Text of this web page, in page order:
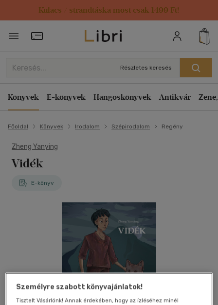
Kulacs / strandtáska most csak 1499 Ft!
Törzsvásárlói Kártya adatai
Részletes keresés
Könyvek E-könyvek Hangoskönyvek Antikvár
Főoldal Könyvek Irodalom Szépirodalom Regény
Zheng Yanying
Vidék
E-könyv
Személyre szabott könyvajánlatok!
Tisztelt Vásárlónk! Annak érdekében, hogy az ízléséhez minél